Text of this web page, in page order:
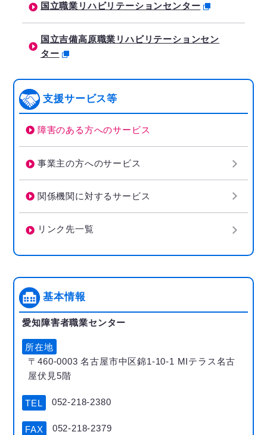
国立職業リハビリテーションセンター
国立吉備高原職業リハビリテーションセン
ター
支援サービス等
障害のある方へのサービス
事業主の方へのサービス
関係機関に対するサービス
リンク先一覧
基本情報
愛知障害者職業センター
所在地
〒460-0003 名古屋市中区錦1-10-1 MIテラス名古
屋伏見5階
TEL 052-218-2380
FAX 052-218-2379